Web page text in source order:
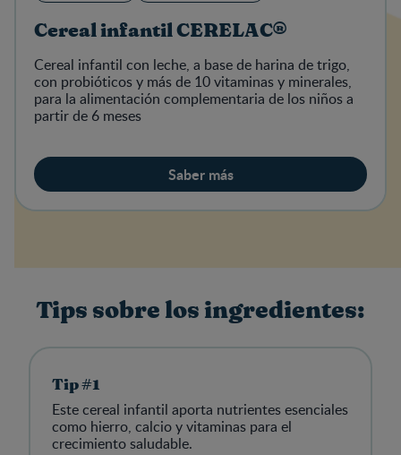
Cereal infantil CERELAC®
Cereal infantil con leche, a base de harina de trigo,
con probióticos y más de 10 vitaminas y minerales,
para la alimentación complementaria de los niños a
partir de 6 meses
Saber más
Tips sobre los ingredientes:
Tip #1
Este cereal infantil aporta nutrientes esenciales
como hierro, calcio y vitaminas para el
crecimiento saludable.